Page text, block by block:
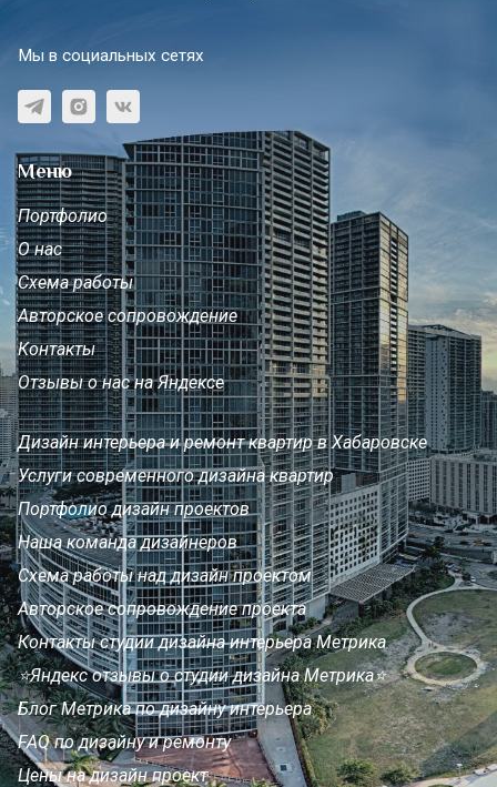
Мы в социальных сетях
Меню
Портфолио
О нас
Схема работы
Авторское сопровождение
Контакты
Отзывы о нас на Яндексе
Дизайн интерьера и ремонт квартир в Хабаровске
Услуги современного дизайна квартир
Портфолио дизайн проектов
Наша команда дизайнеров
Схема работы над дизайн проектом
Авторское сопровождение проекта
Контакты студии дизайна интерьера Метрика
⭐Яндекс отзывы о студии дизайна Метрика⭐
Блог Метрика по дизайну интерьера
FAQ по дизайну и ремонту
Цены на дизайн проект